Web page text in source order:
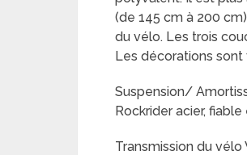
(de 145 cm à 200
du vélo. Les trois
Les décorations sont
Suspension/
Rockrider acier,
Transmission du vélo